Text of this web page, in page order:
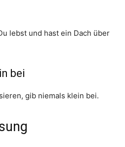
lebst und hast ein Dach über
bei
gib niemals klein bei.